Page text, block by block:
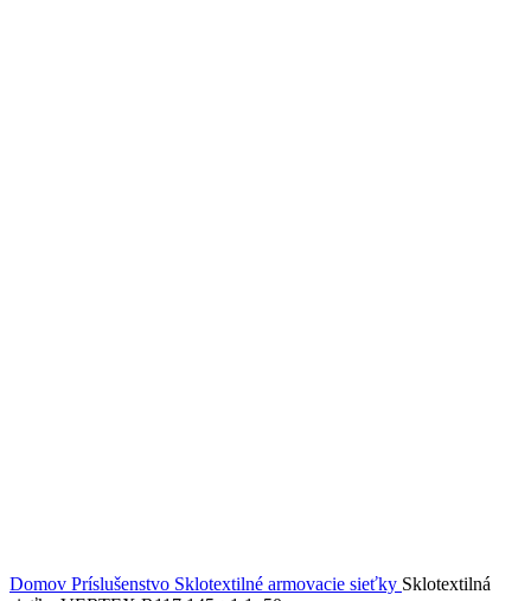
Domov Príslušenstvo Sklotextilné armovacie sieťky Sklotextilná